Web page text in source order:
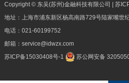
Copyright © 东吴(苏州)金融科技有限公司 | 苏
地址：上海市浦东新区杨高南路729号陆家嘴世
电话： 021-60199752
邮箱： service@idwzx.com
苏ICP备15030408号-1
苏公网安备